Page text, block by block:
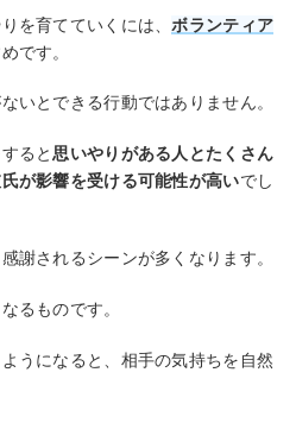
を育てていくには、 ボランティア
です。
いとできる行動ではありません。
ると思いやりがある人とたくさん
が影響を受ける可能性が高いでし
謝されるシーンが多くなります。
るものです。
うになると、相手の気持ちを自然